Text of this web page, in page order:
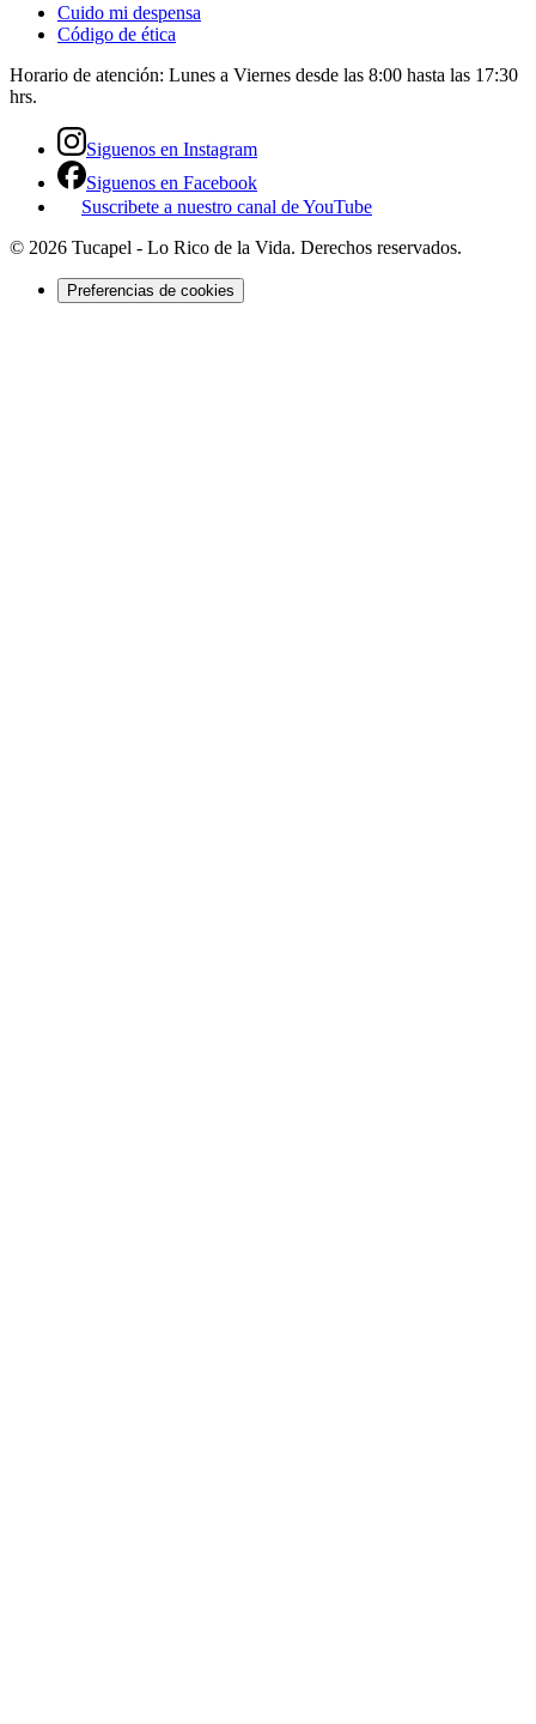
Cuido mi despensa
Código de ética
Horario de atención: Lunes a Viernes desde las 8:00 hasta las 17:30
hrs.
Siguenos en Instagram
Siguenos en Facebook
Suscribete a nuestro canal de YouTube
© 2026 Tucapel - Lo Rico de la Vida. Derechos reservados.
Preferencias de cookies